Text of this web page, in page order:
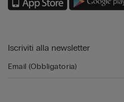
Iscriviti alla newsletter